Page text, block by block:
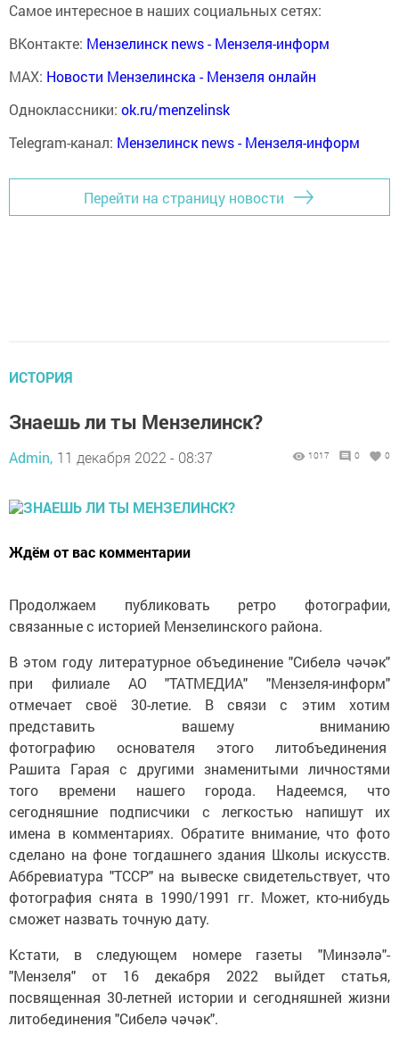
Самое интересное в наших социальных сетях:
ВКонтакте: Мензелинск news - Мензеля-информ
MAX: Новости Мензелинска - Мензеля онлайн
Одноклассники: ok.ru/menzelinsk
Telegram-канал: Мензелинск news - Мензеля-информ
Перейти на страницу новости
ИСТОРИЯ
Знаешь ли ты Мензелинск?
Admin, 11 декабря 2022 - 08:37 1017 0 0
Ждём от вас комментарии
Продолжаем публиковать ретро фотографии,
связанные с историей Мензелинского района.
В этом году литературное объединение "Сибелә чәчәк"
при филиале АО "ТАТМЕДИА" "Мензеля-информ"
отмечает своё 30-летие. В связи с этим хотим
представить вашему вниманию
фотографию основателя этого литобъединения
Рашита Гарая с другими знаменитыми личностями
того времени нашего города. Надеемся, что
сегодняшние подписчики с легкостью напишут их
имена в комментариях. Обратите внимание, что фото
сделано на фоне тогдашнего здания Школы искусств.
Аббревиатура "ТССР" на вывеске свидетельствует, что
фотография снята в 1990/1991 гг. Может, кто-нибудь
сможет назвать точную дату.
Кстати, в следующем номере газеты "Минзәлә"-
"Мензеля" от 16 декабря 2022 выйдет статья,
посвященная 30-летней истории и сегодняшней жизни
литобединения "Сибелә чәчәк".